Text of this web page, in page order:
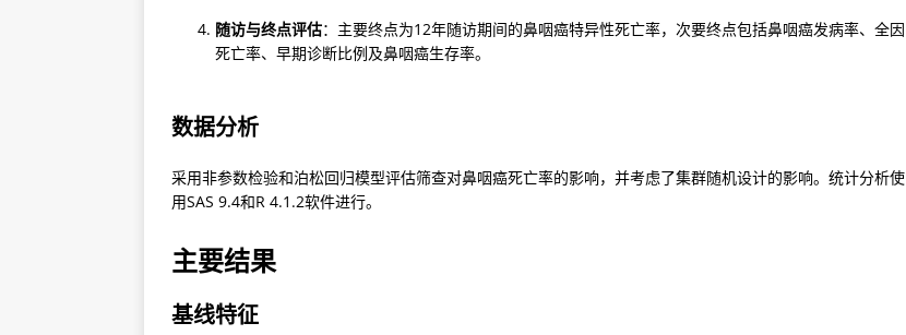
随访与终点评估：主要终点为12年随访期间的鼻咽癌特异性死亡率，次要终点包括鼻咽癌发病率、全因
死亡率、早期诊断比例及鼻咽癌生存率。
数据分析
采用非参数检验和泊松回归模型评估筛查对鼻咽癌死亡率的影响，并考虑了集群随机设计的影响。统计分析使
用SAS 9.4和R 4.1.2软件进行。
主要结果
基线特征